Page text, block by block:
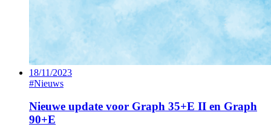
18/11/2023
#Nieuws
Nieuwe update voor Graph 35+E II en Graph
90+E